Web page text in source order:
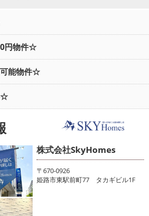
円物件☆
能物件☆
☆
株式会社SkyHomes
〒670-0926
姫路市東駅前町77 タカギビル1F